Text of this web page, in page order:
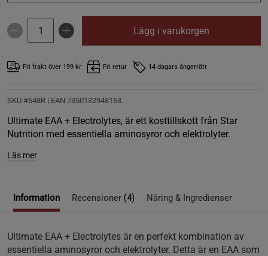
Lägg i varukorgen
Fri frakt över 199 kr Fri retur 14 dagars ångerrätt
SKU #648R | EAN 7350132948163
Ultimate EAA + Electrolytes, är ett kosttillskott från Star
Nutrition med essentiella aminosyror och elektrolyter.
Läs mer
Information Recensioner (4) Näring & Ingredienser
Ultimate EAA + Electrolytes är en perfekt kombination av
essentiella aminosyror och elektrolyter. Detta är en EAA som